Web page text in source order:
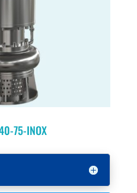
75-INOX